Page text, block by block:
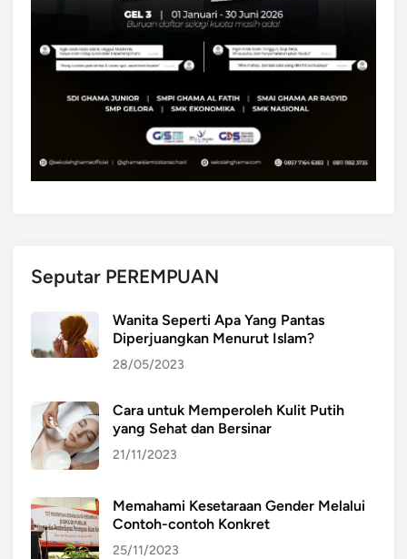
Seputar PEREMPUAN
Wanita Seperti Apa Yang Pantas
Diperjuangkan Menurut Islam?
28/05/2023
Cara untuk Memperoleh Kulit Putih
yang Sehat dan Bersinar
21/11/2023
Memahami Kesetaraan Gender Melalui
Contoh-contoh Konkret
25/11/2023